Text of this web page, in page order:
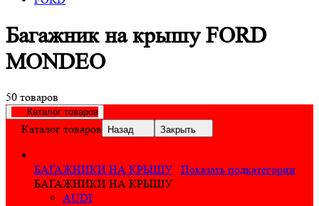
Багажник на крышу FORD
MONDEO
50 товаров
Каталог товаров
Каталог товаров Назад Закрыть
БАГАЖНИКИ НА КРЫШУ
Показать подкатегории
БАГАЖНИКИ НА КРЫШУ
AUDI